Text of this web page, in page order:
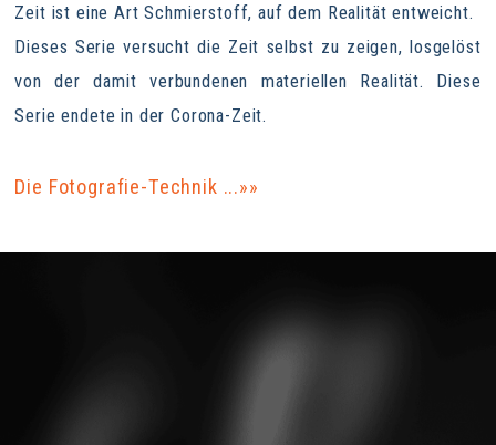
Zeit ist eine Art Schmierstoff, auf dem Realität entweicht.
Dieses Serie versucht die Zeit selbst zu zeigen, losgelöst
von der damit verbundenen materiellen Realität. Diese
Serie endete in der Corona-Zeit.
Die Fotografie-Technik ...»»